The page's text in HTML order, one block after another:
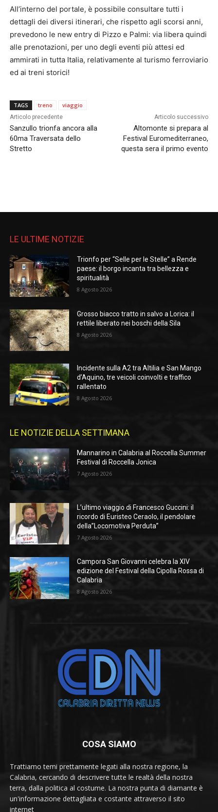
All’interno del portale, è possibile consultare tutti i
dettagli dei diversi itinerari, che rispetto agli scorsi anni,
prevedono le new entry di Pizzo e Palmi: via libera quindi
alle prenotazioni, per uno degli eventi più attesi ed
ammirati in tutta Italia, relativamente al turismo ferroviario
ed ai treni storici!
TAGS treno viaggio
Articolo precedente
Sanzullo trionfa ancora alla
60ma Traversata dello
Stretto
Articolo successivo
Altomonte si prepara al
Festival Euromediterraneo,
questa sera il primo evento
LE ULTIME NOTIZIE
Trionfo per “Selle per le Stelle” a Rende
paese: il borgo incanta tra bellezza e
spiritualità
8 Agosto 2026
Grosso biacco tratto in salvo a Lorica: il
rettile liberato nei boschi della Sila
8 Agosto 2026
Incidente sulla A2 tra Altilia e San Mango
d’Aquino, tre veicoli coinvolti e traffico
rallentato
8 Agosto 2026
LE NOTIZIE DELLA SETTIMANA
Mannarino in Calabria al Roccella Summer
Festival di Roccella Jonica
7 Agosto 2026
L’ultimo viaggio di Francesco Guccini: il
ricordo di Euristeo Ceraolo, il pendolare
della”Locomotiva Perduta”
7 Agosto 2026
Campora San Giovanni celebra la XIV
edizione del Festival della Cipolla Rossa di
Calabria
8 Agosto 2026
COSA SIAMO
Trattiamo temi prettamente legati alla nostra regione, la
Calabria, cercando di descrivere tutte le realtà della nostra
terra, dalla politica al costume. La nostra punta di diamante è
un'informazione dettagliata e costante attraverso il sito
internet